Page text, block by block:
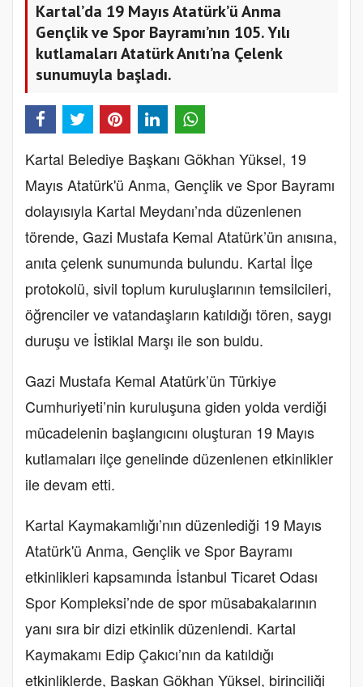
Kartal’da 19 Mayıs Atatürk’ü Anma
Gençlik ve Spor Bayramı’nın 105. Yılı
kutlamaları Atatürk Anıtı’na Çelenk
sunumuyla başladı.
Kartal Belediye Başkanı Gökhan Yüksel, 19
Mayıs Atatürk'ü Anma, Gençlik ve Spor Bayramı
dolayısıyla Kartal Meydanı’nda düzenlenen
törende, Gazi Mustafa Kemal Atatürk’ün anısına,
anıta çelenk sunumunda bulundu. Kartal İlçe
protokolü, sivil toplum kuruluşlarının temsilcileri,
öğrenciler ve vatandaşların katıldığı tören, saygı
duruşu ve İstiklal Marşı ile son buldu.
Gazi Mustafa Kemal Atatürk’ün Türkiye
Cumhuriyeti’nin kuruluşuna giden yolda verdiği
mücadelenin başlangıcını oluşturan 19 Mayıs
kutlamaları ilçe genelinde düzenlenen etkinlikler
ile devam etti.
Kartal Kaymakamlığı’nın düzenlediği 19 Mayıs
Atatürk'ü Anma, Gençlik ve Spor Bayramı
etkinlikleri kapsamında İstanbul Ticaret Odası
Spor Kompleksi’nde de spor müsabakalarının
yanı sıra bir dizi etkinlik düzenlendi. Kartal
Kaymakamı Edip Çakıcı’nın da katıldığı
etkinliklerde, Başkan Gökhan Yüksel, birinciliği